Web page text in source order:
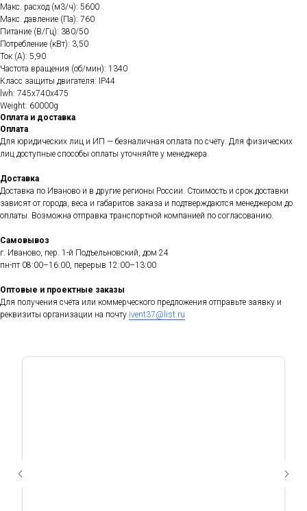
Макс. расход (м3/ч): 5600
Макс. давление (Па): 760
Питание (В/Гц): 380/50
Потребление (кВт): 3,50
Ток (А): 5,90
Частота вращения (об/мин): 1340
Класс защиты двигателя: IP44
lwh: 745x740x475
Weight: 60000g
Оплата и доставка
Оплата
Для юридических лиц и ИП — безналичная оплата по счёту. Для физических
лиц доступные способы оплаты уточняйте у менеджера.
Доставка
Доставка по Иваново и в другие регионы России. Стоимость и срок доставки
зависят от города, веса и габаритов заказа и подтверждаются менеджером до
оплаты. Возможна отправка транспортной компанией по согласованию.
Самовывоз
г. Иваново, пер. 1-й Подъельновский, дом 24
пн-пт 08:00–16:00, перерыв 12:00–13:00
Оптовые и проектные заказы
Для получения счёта или коммерческого предложения отправьте заявку и
реквизиты организации на почту ivent37@list.ru